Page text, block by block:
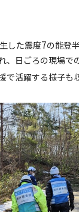
した震度7の能登
、日ごろの現場で
で活躍する様子も